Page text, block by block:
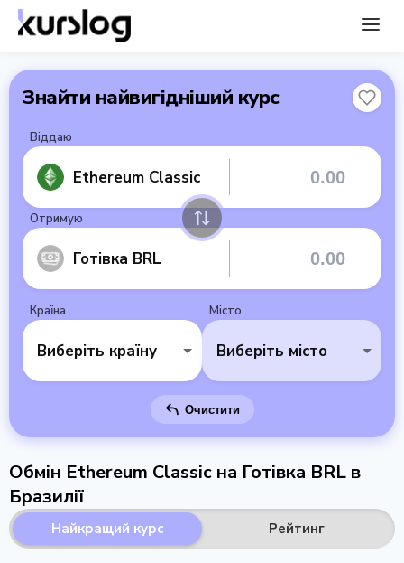
Знайти найвигідніший курс
Віддаю
Ethereum Classic
Отримую
Готівка BRL
Країна
Виберіть країну
Місто
Виберіть місто
Очистити
Обмін Ethereum Classic на Готівка BRL в
Бразилії
Найкращий курс Рейтинг